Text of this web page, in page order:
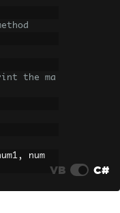
the ma
,
num
VB C#